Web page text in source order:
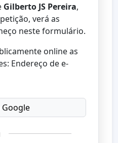
Gilberto JS Pereira,
verá as
neste formulário.
online as
Endereço de e-